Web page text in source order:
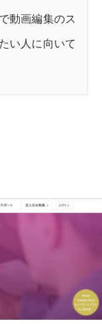
動画編集のス
い人に向いて